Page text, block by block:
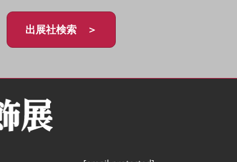
出展社検索 ＞